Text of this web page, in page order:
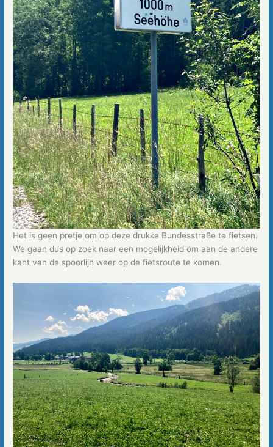
Het is geen pretje om op deze drukke Bundesstraße te fietsen.
We gaan dus op zoek naar een mogelijkheid om aan de andere
kant van de spoorlijn weer op de fietsroute te komen.